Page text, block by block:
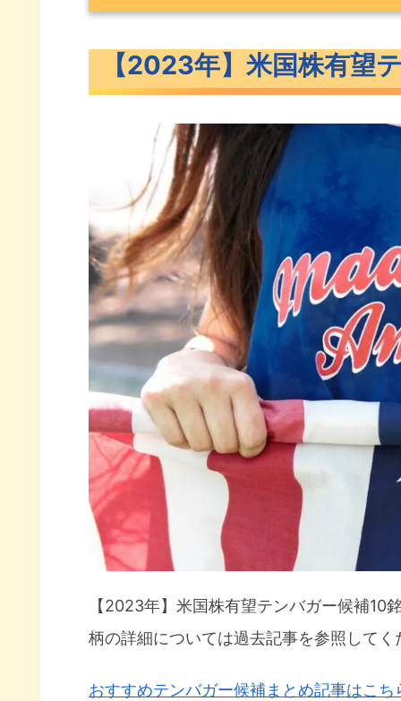
2023年米国株テンバガー候補
【2023年】米国株有望テンバガー
CRWD（クラウドストライク）
U（ユニティ）概要
AFRM（アファーム）概要
NAPA（ザ・ダックホーン・ポ
COIN（コインベース）概要
MQ（マルケタ）概要
DOCS（ドクシミティ）概要
LAW（CSディスコ）概要
RIVN（リビアン）概要
DDOG（データドッグ）概要
米国株有望テンバガー候補10銘柄
CRWD（クラウドストライク）
AFRM（アファーム）
【2023年】米国株有望
【2023年】米国株有望テンバガー候補10
柄の詳細については過去記事を参照してく
おすすめテンバガー候補まとめ記事はこち